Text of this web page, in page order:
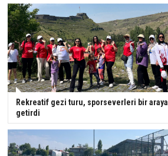
Rekreatif gezi turu, sporseverleri bir araya
getirdi